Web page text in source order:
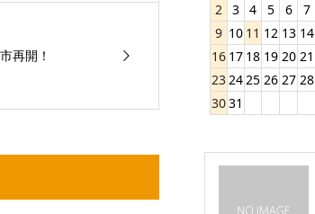
再開！
2 3 4 5 6 7
9 10 11 12 13 14
16 17 18 19 20 21
232425 26 27 28
3031